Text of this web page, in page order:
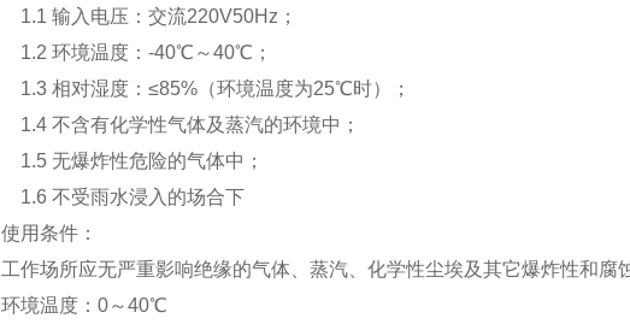
1.1 输入电压：交流220V50Hz；
1.2 环境温度：-40℃～40℃；
1.3 相对湿度：≤85%（环境温度为25℃时）；
1.4 不含有化学性气体及蒸汽的环境中；
1.5 无爆炸性危险的气体中；
1.6 不受雨水浸入的场合下
使用条件：
工作场所应无严重影响绝缘的气体、蒸汽、化学性尘埃及其它爆炸性和腐
环境温度：0～40℃